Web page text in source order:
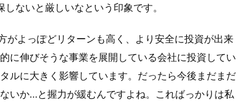
ないと厳しいなという印象です。
がよっぽどリターンも高く、より安全に投資が出来
に伸びそうな事業を展開している会社に投資してい
ルに大きく影響しています。だったら今後まだまだ
いか…と握力が緩むんですよね。こればっかりは私